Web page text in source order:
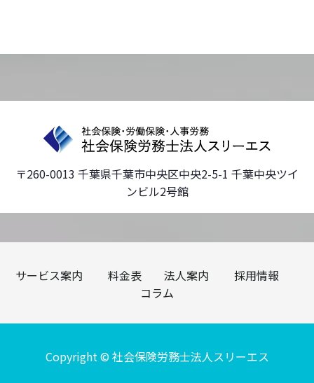
〒260-0013 千葉県千葉市中央区中央2-5-1 千葉中央ツイ
ンビル2号館
サービス案内 料金表 法人案内
採用情報
コラム
Copyright © 社会保険労務士法人スリーエス